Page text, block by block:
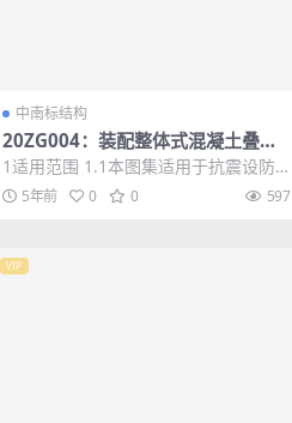
中南标结构
20ZG004：装配整体式混凝土叠合
剪力墙结构构造
1适用范围 1.1本图集适用于抗震设防
烈度小于等于8度（0.20g）地区的新
建、...
5年前 0 0 597
VIP